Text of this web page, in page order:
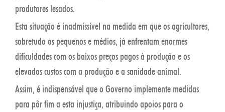
produtores lesados.
Esta situação é inadmissível na medida em que os agricultores,
sobretudo os pequenos e médios, já enfrentam enormes
dificuldades com os baixos preços pagos à produção e os
elevados custos com a produção e a sanidade animal.
Assim, é indispensável que o Governo implemente medidas
para pôr fim a esta injustiça, atribuindo apoios para o